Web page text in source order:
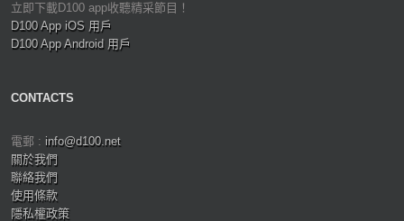
立即下載D100 app收聽精采節目！
D100 App iOS 用戶
D100 App Android 用戶
CONTACTS
電郵 : info@d100.net
關於我們
聯絡我們
使用條款
隱私權政策